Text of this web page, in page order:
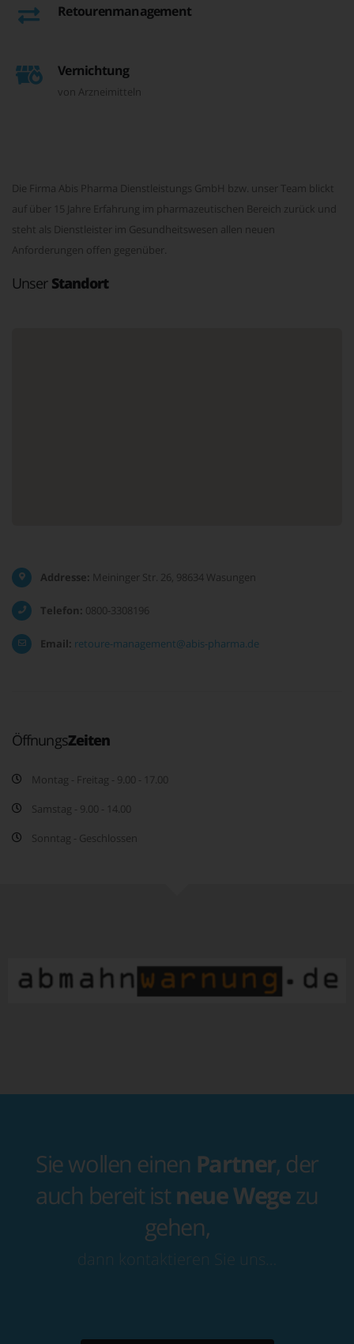
Retourenmanagement
Vernichtung
von Arzneimitteln
Die Firma Abis Pharma Dienstleistungs GmbH bzw. unser Team blickt
auf über 15 Jahre Erfahrung im pharmazeutischen Bereich zurück und
steht als Dienstleister im Gesundheitswesen allen neuen
Anforderungen offen gegenüber.
Unser Standort
Addresse: Meininger Str. 26, 98634 Wasungen
Telefon: 0800-3308196
Email: retoure-management@abis-pharma.de
ÖffnungsZeiten
Montag - Freitag - 9.00 - 17.00
Samstag - 9.00 - 14.00
Sonntag - Geschlossen
Sie wollen einen Partner, der
auch bereit ist neue Wegezu
gehen,
dann kontaktieren Sie uns…